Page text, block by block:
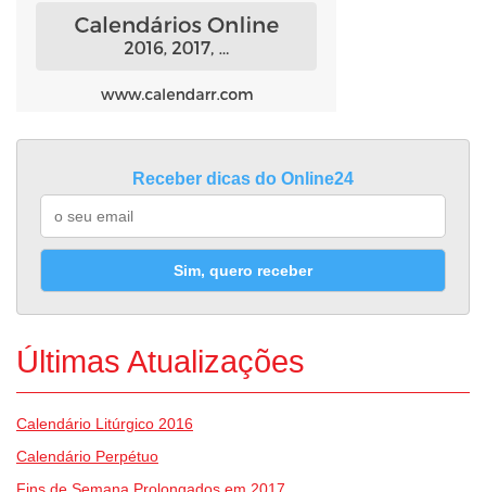
Receber dicas do Online24
Sim, quero receber
Últimas Atualizações
Calendário Litúrgico 2016
Calendário Perpétuo